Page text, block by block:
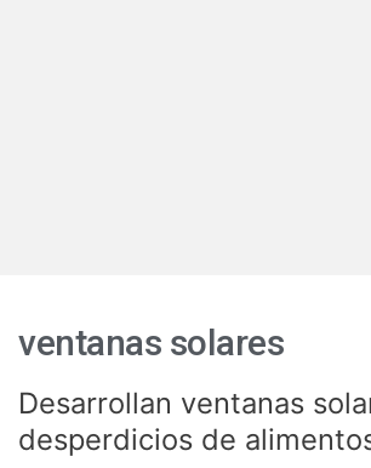
ventanas solares
Desarrollan ventanas
desperdicios de
Desarrollan
ventanas
solares